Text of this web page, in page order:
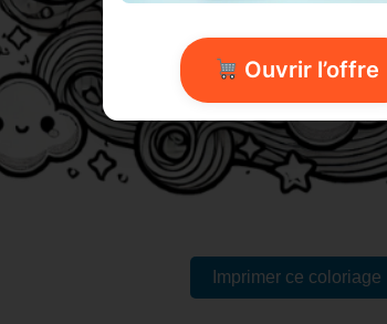
Imprimer ce coloriage
Ouvrir l’offre